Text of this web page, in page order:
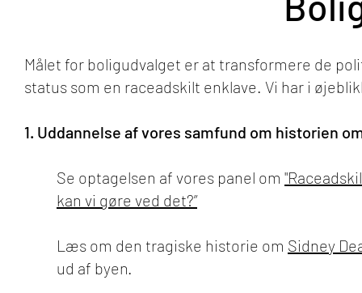
Målet for boligudvalget er at transformere de
status som en raceadskilt enklave. Vi har i
1. Uddannelse af vores samfund om historien
Se optagelsen af vores panel om
kan vi gøre ved det?”
Læs om den tragiske historie om Sidney
ud af byen.